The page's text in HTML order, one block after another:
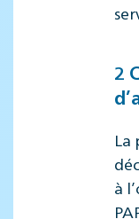
2
La
à